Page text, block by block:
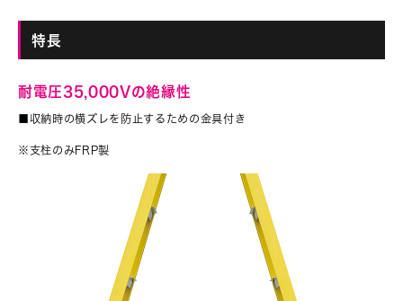
特長
耐電圧35,000Vの絶縁性
■収納時の横ズレを防止するための金具付き
※支柱のみFRP製